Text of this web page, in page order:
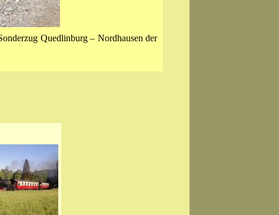
Quedlinburg – Nordhausen der